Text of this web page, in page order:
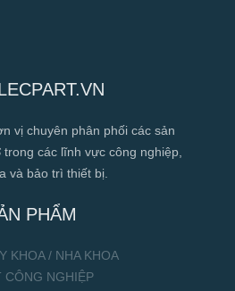
vị chuyên phân phối các sản
trong các lĩnh vực công nghiệp,
và bảo trì thiết bị.
PHẨM
KHOA / NHA KHOA
CÔNG NGHIỆP